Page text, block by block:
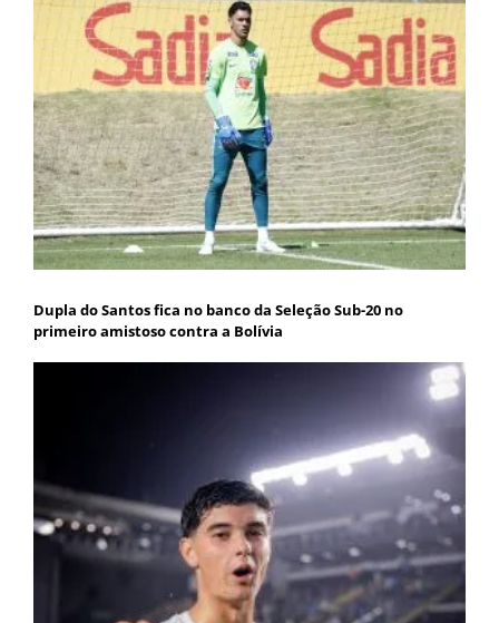
Dupla do Santos fica no banco da Seleção Sub-20 no
primeiro amistoso contra a Bolívia